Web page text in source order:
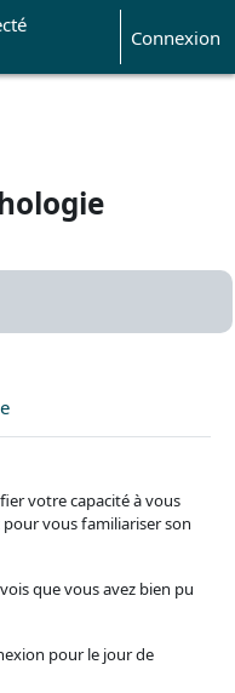
Connexion
votre capacité à vous
vous familiariser son
que vous avez bien pu
pour le jour de